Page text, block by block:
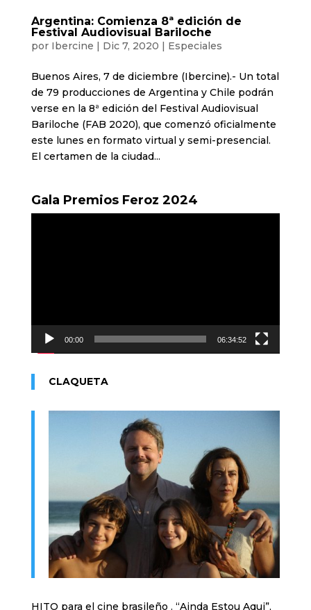
Argentina: Comienza 8ª edición de
Festival Audiovisual Bariloche
por Ibercine | Dic 7, 2020 | Especiales
Buenos Aires, 7 de diciembre (Ibercine).- Un total
de 79 producciones de Argentina y Chile podrán
verse en la 8ª edición del Festival Audiovisual
Bariloche (FAB 2020), que comenzó oficialmente
este lunes en formato virtual y semi-presencial.
El certamen de la ciudad...
Gala Premios Feroz 2024
00:00 06:34:52
CLAQUETA
HITO para el cine brasileño . “Ainda Estou Aqui”,